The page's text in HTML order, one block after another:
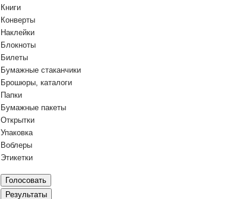
Книги
Конверты
Наклейки
Блокноты
Билеты
Бумажные стаканчики
Брошюры, каталоги
Папки
Бумажные пакеты
Открытки
Упаковка
Воблеры
Этикетки